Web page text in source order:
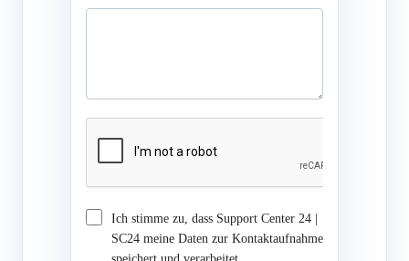
Ich stimme zu, dass Support Center 24 |
SC24 meine Daten zur Kontaktaufnahme